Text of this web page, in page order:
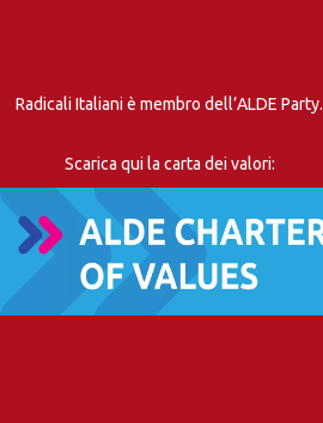
Radicali Italiani è membro dell’ALDE Party.
Scarica qui la carta dei valori: